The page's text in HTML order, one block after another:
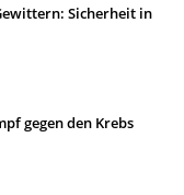
Sicherheit in
gegen den Krebs